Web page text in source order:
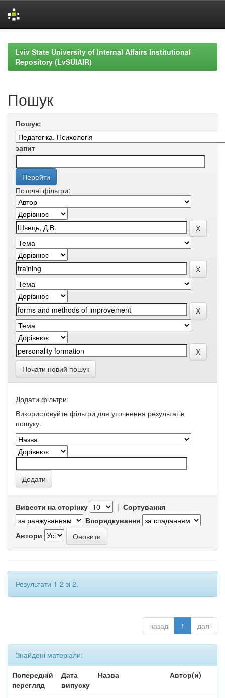
navigationLviv State University of Internal Affairs Institutional
Repository (LvSUIAIR)
Пошук
Пошук:
запит
Поточні фільтри:
Почати новий пошук
Додати фільтри:
Використовуйте фільтри для уточнення результатів
пошуку.
Вивести на сторінку | Сортування
Впорядкування
Автори
Результати 1-2 зі 2.
назад 1 далі
Знайдені матеріали:
Попередній
перегляд
Дата
випуску
Назва Автор(и)